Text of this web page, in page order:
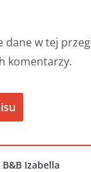
dane w tej
komentarzy.
B&B Izabella